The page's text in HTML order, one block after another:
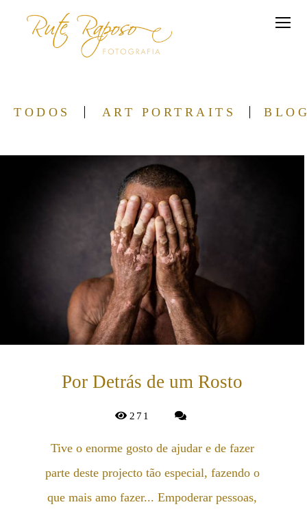
TODOS ART PORTRAITS
Por Detrás de um Rosto
271
Tive o enorme gosto de ajudar e de fazer
parte deste projecto tão especial, fazendo o
que mais amo fazer... Empoderar pessoas,